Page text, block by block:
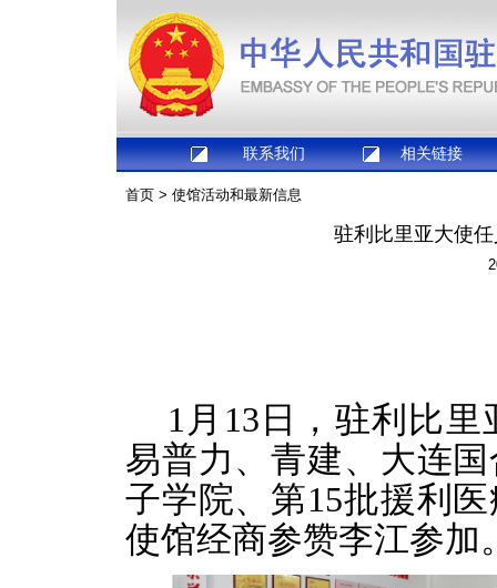
联系我们 相关链接
首页 > 使馆活动和最新信息
驻利比里亚大使
1月13日，驻利比
易普力、青建、 大连
子学院、 第15批援利
使馆经商参赞李江参